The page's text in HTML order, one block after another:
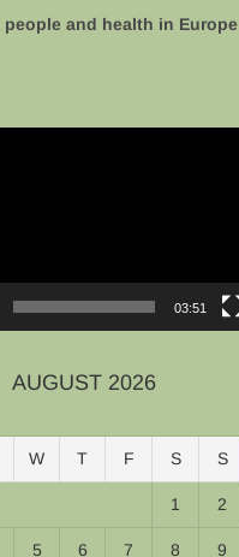
people and health in Europe
03:51
AUGUST 2026
W T F S S
1 2
5 6 7 8 9